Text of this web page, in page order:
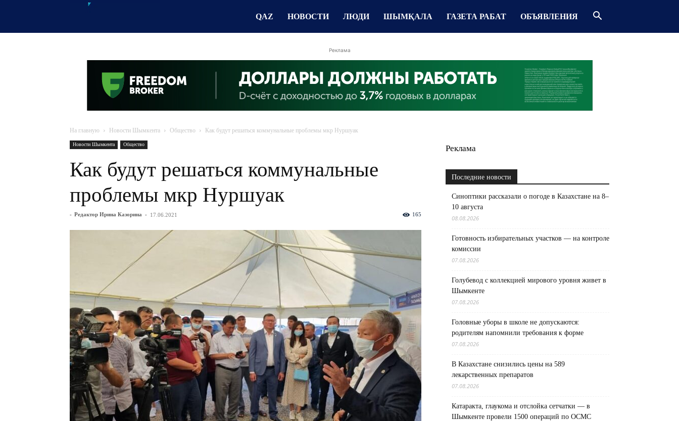
QAZ НОВОСТИ ЛЮДИ ШЫМҚАЛА ГАЗЕТА РАБАТ ОБЪЯВЛЕНИЯ
Реклама
На главную Новости Шымкента Общество Как будут решаться коммунальные проблемы мкр Нуршуак
Новости Шымкента Общество
Как будут решаться коммунальные
проблемы мкр Нуршуак
- Редактор Ирина Казорина - 17.06.2021 165
Реклама
Последние новости
Синоптики рассказали о погоде в Казахстане на 8–
10 августа
08.08.2026
Готовность избирательных участков — на контроле
комиссии
07.08.2026
Голубевод с коллекцией мирового уровня живет в
Шымкенте
07.08.2026
Головные уборы в школе не допускаются:
родителям напомнили требования к форме
07.08.2026
В Казахстане снизились цены на 589
лекарственных препаратов
07.08.2026
Катаракта, глаукома и отслойка сетчатки — в
Шымкенте провели 1500 операций по ОСМС